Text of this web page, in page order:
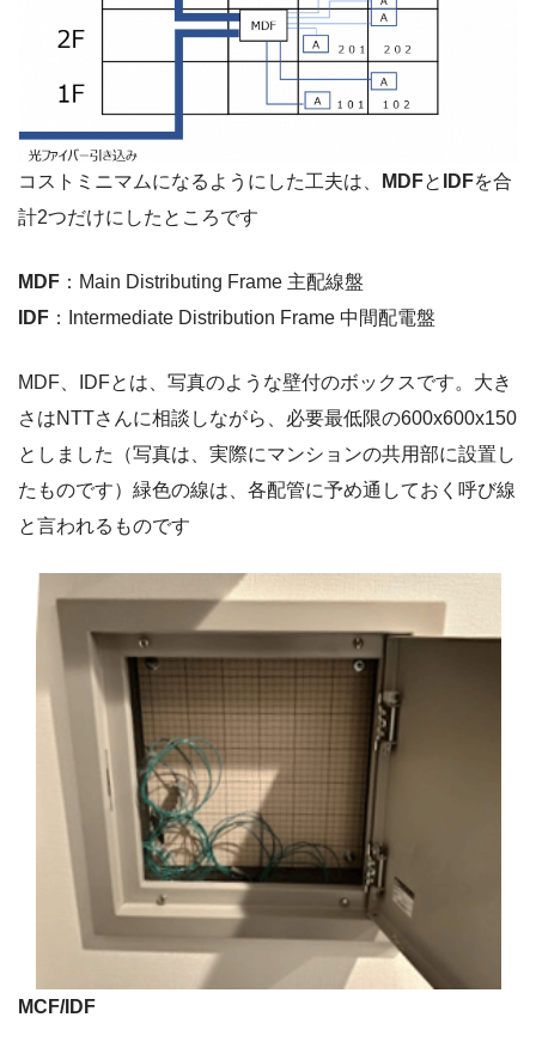
コストミニマムになるようにした工夫は、 MDFと IDFを合
計2つだけにしたところです
MDF ：Main Distributing Frame 主配線盤
IDF ：Intermediate Distribution Frame 中間配電盤
MDF、IDFとは、写真のような壁付のボックスです。大き
さはNTTさんに相談しながら、必要最低限の600x600x150
としました（写真は、実際にマンションの共用部に設置し
たものです）緑色の線は、各配管に予め通しておく呼び線
と言われるものです
MCF/IDF